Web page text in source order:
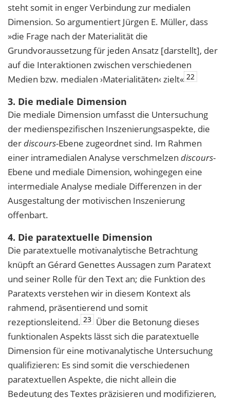
steht somit in enger Verbindung zur medialen
Dimension. So argumentiert Jürgen E. Müller, dass
»die Frage nach der Materialität die
Grundvoraussetzung für jeden Ansatz [darstellt], der
auf die Interaktionen zwischen verschiedenen
Medien bzw. medialen ›Materialitäten‹ zielt« 22
3. Die mediale Dimension
Die mediale Dimension umfasst die Untersuchung
der medienspezifischen Inszenierungsaspekte, die
derdiscours-Ebene zugeordnet sind. Im Rahmen
einer intramedialen Analyse verschmelzen discours-
Ebene und mediale Dimension, wohingegen eine
intermediale Analyse mediale Differenzen in der
Ausgestaltung der motivischen Inszenierung
offenbart.
4. Die paratextuelle Dimension
Die paratextuelle motivanalytische Betrachtung
knüpft an Gérard Genettes Aussagen zum Paratext
und seiner Rolle für den Text an; die Funktion des
Paratexts verstehen wir in diesem Kontext als
rahmend, präsentierend und somit
rezeptionsleitend. 23 Über die Betonung dieses
funktionalen Aspekts lässt sich die paratextuelle
Dimension für eine motivanalytische Untersuchung
qualifizieren: Es sind somit die verschiedenen
paratextuellen Aspekte, die nicht allein die
Bedeutung des Textes präzisieren und modifizieren,